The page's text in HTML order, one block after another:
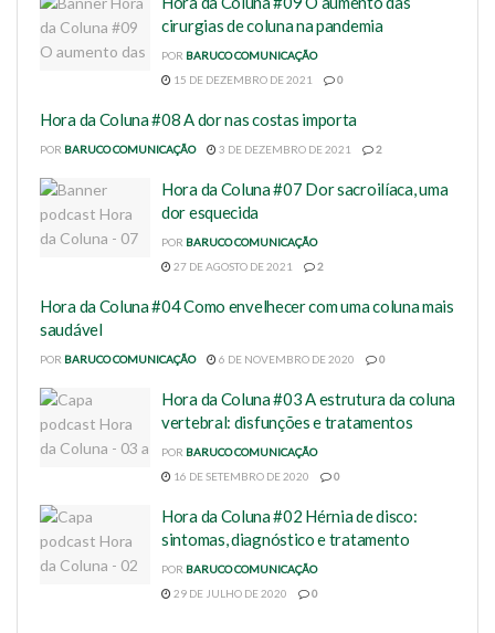
cirurgias de coluna na pandemia
POR BARUCO COMUNICAÇÃO
15 DE DEZEMBRO DE 2021
0
Hora da Coluna #08 A dor nas costas importa
POR BARUCO COMUNICAÇÃO 3 DE DEZEMBRO DE 2021 2
Hora da Coluna #07 Dor sacroilíaca, uma
dor esquecida
POR BARUCO COMUNICAÇÃO
27 DE AGOSTO DE 2021
2
Hora da Coluna #04 Como envelhecer com uma coluna mais
saudável
POR BARUCO COMUNICAÇÃO 6 DE NOVEMBRO DE 2020 0
Hora da Coluna #03 A estrutura da coluna
vertebral: disfunções e tratamentos
POR BARUCO COMUNICAÇÃO
16 DE SETEMBRO DE 2020
0
Hora da Coluna #02 Hérnia de disco:
sintomas, diagnóstico e tratamento
POR BARUCO COMUNICAÇÃO
29 DE JULHO DE 2020
0